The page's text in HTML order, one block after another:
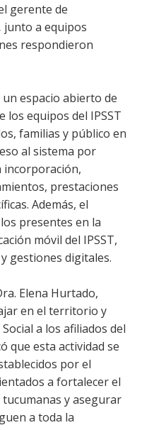
gerente de
junto a equipos
respondieron
espacio abierto de
los equipos del IPSST
familias y público en
al sistema por
incorporación,
prestaciones
Además, el
presentes en la
móvil del IPSST,
gestiones digitales.
Elena Hurtado,
en el territorio y
a los afiliados del
que esta actividad se
por el
a fortalecer el
y asegurar
a toda la